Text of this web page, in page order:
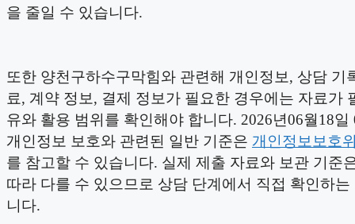
을 줄일 수 있습니다.
또한 양천구하수구막힘와 관련해 개인정보, 상담 기
료, 계약 정보, 결제 정보가 필요한 경우에는 자료가
유와 활용 범위를 확인해야 합니다. 2026년06월18일
개인정보 보호와 관련된 일반 기준은 개인정보보호
를 참고할 수 있습니다. 실제 제출 자료와 보관 기준
따라 다를 수 있으므로 상담 단계에서 직접 확인하는
니다.